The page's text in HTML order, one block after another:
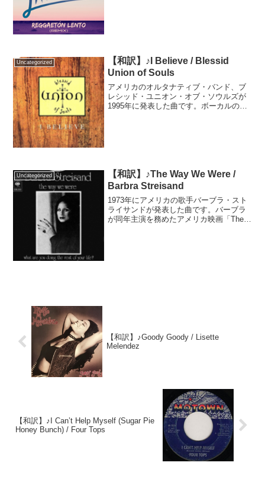
Uncategorized
【和訳】♪I Believe / Blessid
Union of Souls
アメリカのオルタナティブ・バンド、ブ
レシッド・ユニオン・オブ・ソウルズが
1995年に発表した曲です。ボーカルのエ
Uncategorized
【和訳】♪The Way We Were /
Barbra Streisand
1973年にアメリカの歌手バーブラ・スト
ライサンドが発表した曲です。バーブラ
が同年主演を務めたアメリカ映画「The
【和訳】♪Goody Goody / Lisette
Melendez
【和訳】♪I Can’t Help Myself (Sugar Pie
Honey Bunch) / Four Tops